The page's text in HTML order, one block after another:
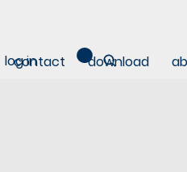
contact download
log in